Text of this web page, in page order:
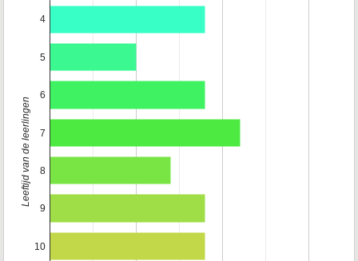
4
5
6
7
8
9
10
Leeftijd van de leerlingen